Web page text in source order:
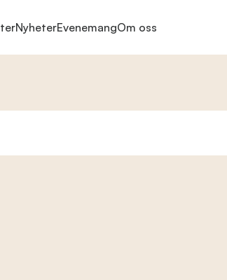
NyheterEvenemangOm oss